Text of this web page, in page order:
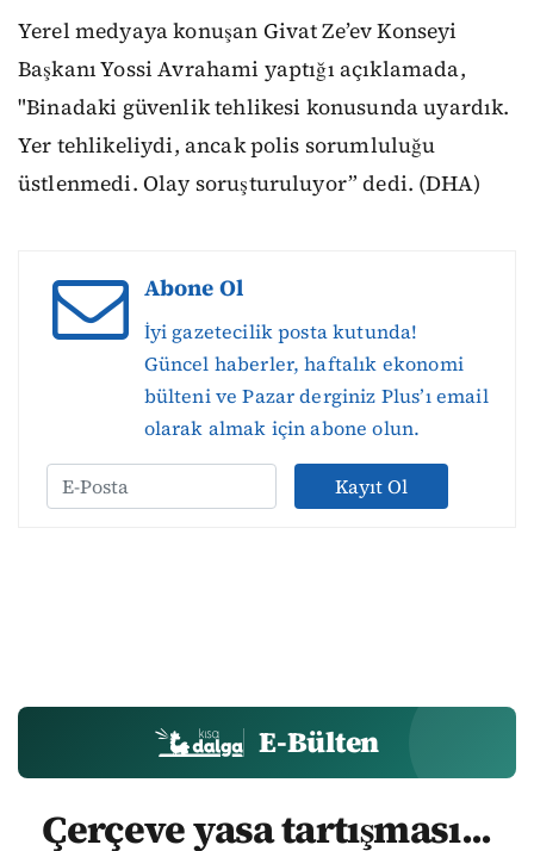
Yerel medyaya konuşan Givat Ze’ev Konseyi
Başkanı Yossi Avrahami yaptığı açıklamada,
"Binadaki güvenlik tehlikesi konusunda uyardık.
Yer tehlikeliydi, ancak polis sorumluluğu
üstlenmedi. Olay soruşturuluyor” dedi. (DHA)
Abone Ol
İyi gazetecilik posta kutunda!
Güncel haberler, haftalık ekonomi
bülteni ve Pazar derginiz Plus’ı email
olarak almak için abone olun.
Kayıt Ol
E-Bülten
Çerçeve yasa tartışması...